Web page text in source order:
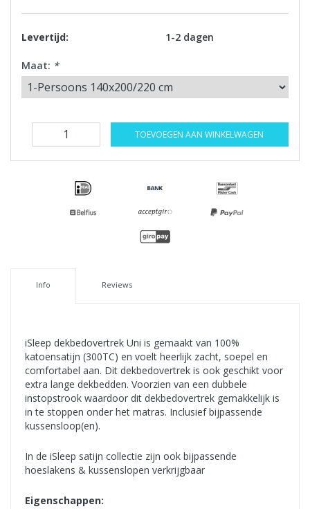
Levertijd: 1-2 dagen
Maat: *
TOEVOEGEN AAN WINKELWAGEN
Info Reviews
iSleep dekbedovertrek Uni is gemaakt van 100%
katoensatijn (300TC) en voelt heerlijk zacht, soepel en
comfortabel aan. Dit dekbedovertrek is ook geschikt voor
extra lange dekbedden. Voorzien van een dubbele
instopstrook waardoor dit dekbedovertrek gemakkelijk is
in te stoppen onder het matras. Inclusief bijpassende
kussensloop(en).
In de iSleep satijn collectie zijn ook bijpassende
hoeslakens & kussenslopen verkrijgbaar
Eigenschappen: